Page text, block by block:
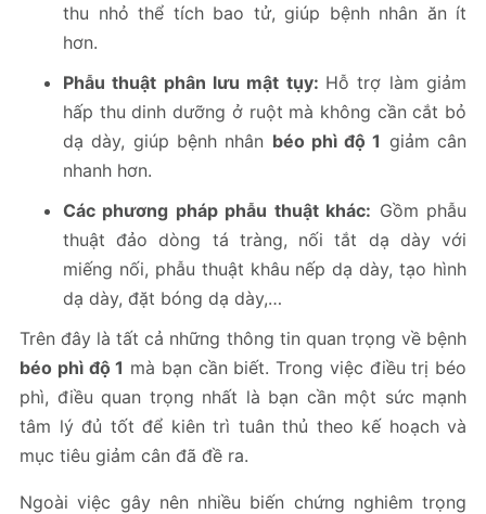
thu nhỏ thể tích bao tử, giúp bệnh nhân ăn ít
hơn.
Phẫu thuật phân lưu mật tụy: Hỗ trợ làm giảm
hấp thu dinh dưỡng ở ruột mà không cần cắt bỏ
dạ dày, giúp bệnh nhân béo phì độ 1 giảm cân
nhanh hơn.
Các phương pháp phẫu thuật khác: Gồm phẫu
thuật đảo dòng tá tràng, nối tắt dạ dày với
miếng nối, phẫu thuật khâu nếp dạ dày, tạo hình
dạ dày, đặt bóng dạ dày,…
Trên đây là tất cả những thông tin quan trọng về bệnh
béo phì độ 1 mà bạn cần biết. Trong việc điều trị béo
phì, điều quan trọng nhất là bạn cần một sức mạnh
tâm lý đủ tốt để kiên trì tuân thủ theo kế hoạch và
mục tiêu giảm cân đã đề ra.
Ngoài việc gây nên nhiều biến chứng nghiêm trọng